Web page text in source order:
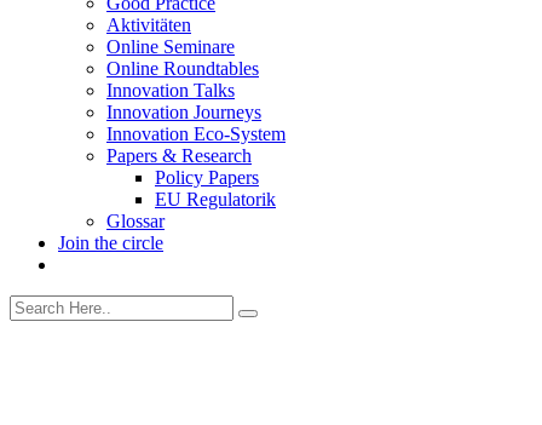
Aktivitäten
Online Seminare
Online Roundtables
Innovation Talks
Innovation Journeys
Innovation Eco-System
Papers & Research
Policy Papers
EU Regulatorik
Glossar
Join the circle